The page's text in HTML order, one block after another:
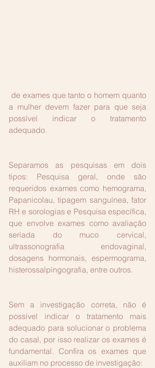
a mulher devem fazer para que seja
possível indicar o tratamento
adequado.
Separamos as pesquisas em dois
tipos: Pesquisa geral, onde são
requeridos exames como hemograma,
Papanicolau, tipagem sanguínea, fator
RH e sorologias e Pesquisa específica,
que envolve exames como avaliação
seriada do muco cervical,
ultrassonografia endovaginal,
dosagens hormonais, espermograma,
histerossalpingografia, entre outros.
Sem a investigação correta, não é
possível indicar o tratamento mais
adequado para solucionar o problema
do casal, por isso realizar os exames é
fundamental. Confira os exames que
auxiliam no processo de investigação: